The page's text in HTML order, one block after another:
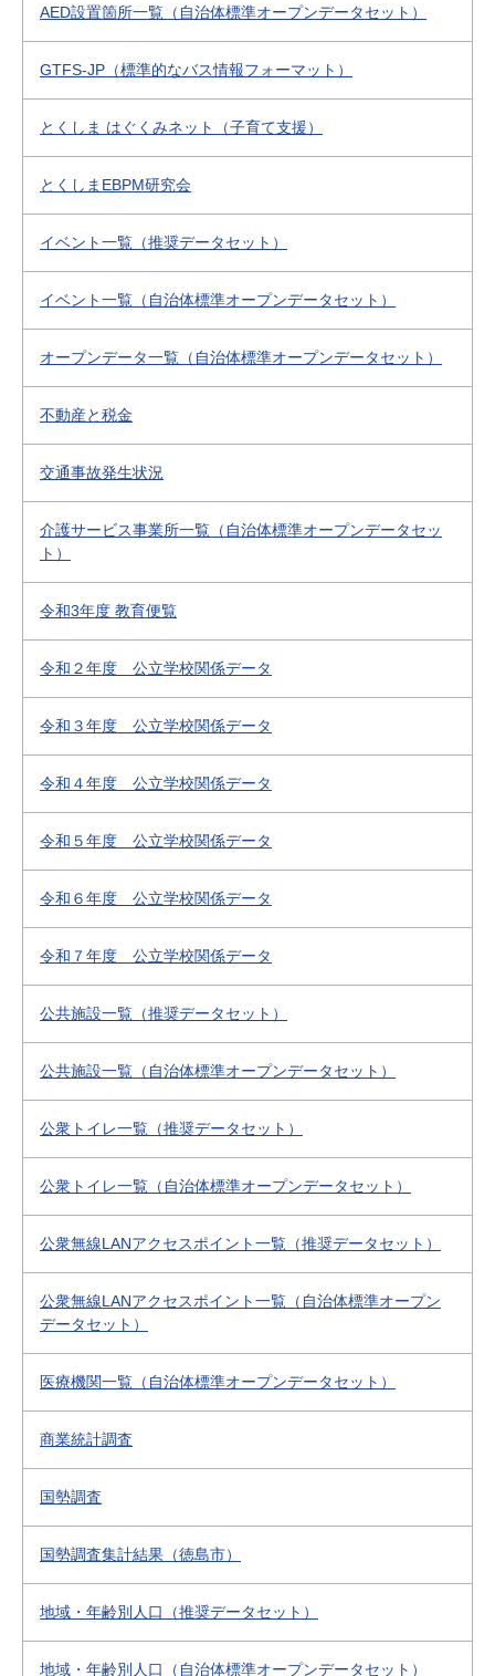
AED設置箇所一覧（自治体標準オープンデータセット）
GTFS-JP（標準的なバス情報フォーマット）
とくしま はぐくみネット（子育て支援）
とくしまEBPM研究会
イベント一覧（推奨データセット）
イベント一覧（自治体標準オープンデータセット）
オープンデータ一覧（自治体標準オープンデータセット）
不動産と税金
交通事故発生状況
介護サービス事業所一覧（自治体標準オープンデータセッ
ト）
令和3年度 教育便覧
令和２年度 公立学校関係データ
令和３年度 公立学校関係データ
令和４年度 公立学校関係データ
令和５年度 公立学校関係データ
令和６年度 公立学校関係データ
令和７年度 公立学校関係データ
公共施設一覧（推奨データセット）
公共施設一覧（自治体標準オープンデータセット）
公衆トイレ一覧（推奨データセット）
公衆トイレ一覧（自治体標準オープンデータセット）
公衆無線LANアクセスポイント一覧（推奨データセット）
公衆無線LANアクセスポイント一覧（自治体標準オープン
データセット）
医療機関一覧（自治体標準オープンデータセット）
商業統計調査
国勢調査
国勢調査集計結果（徳島市）
地域・年齢別人口（推奨データセット）
地域・年齢別人口（自治体標準オープンデータセット）